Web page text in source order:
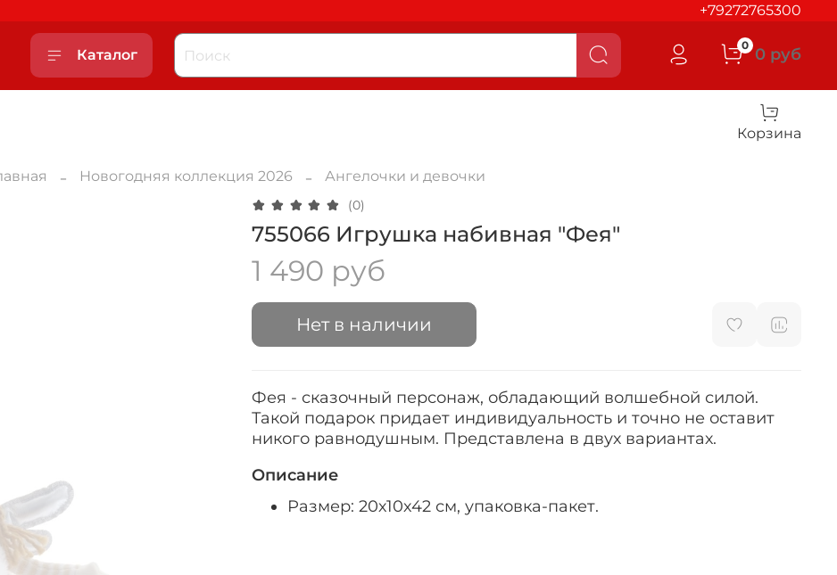
+79272765300
Каталог
0 0 руб
Корзина
Новогодняя коллекция 2026 Ангелочки и девочки
(0)
755066 Игрушка набивная "Фея"
1 490 руб
Нет в наличии
Фея - сказочный персонаж, обладающий волшебной силой.
Такой подарок придает индивидуальность и точно не оставит
никого равнодушным. Представлена в двух вариантах.
Описание
Размер: 20х10х42 см, упаковка-пакет.